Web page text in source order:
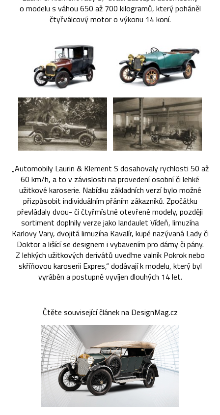
o modelu s váhou 650 až 700 kilogramů, který poháněl
čtyřválcový motor o výkonu 14 koní.
„Automobily Laurin & Klement S dosahovaly rychlosti 50 až
60 km/h, a to v závislosti na provedení osobní či lehké
užitkové karoserie. Nabídku základních verzí bylo možné
přizpůsobit individuálním přáním zákazníků. Zpočátku
převládaly dvou- či čtyřmístné otevřené modely, později
sortiment doplnily verze jako landaulet Vídeň, limuzína
Karlovy Vary, dvojitá limuzína Kavalír, kupé nazývaná Lady či
Doktor a lišící se designem i vybavením pro dámy či pány.
Z lehkých užitkových derivátů uveďme valník Pokrok nebo
skříňovou karoserii Expres,“ dodávají k modelu, který byl
vyráběn a postupně vyvíjen dlouhých 14 let.
Čtěte související článek na DesignMag.cz